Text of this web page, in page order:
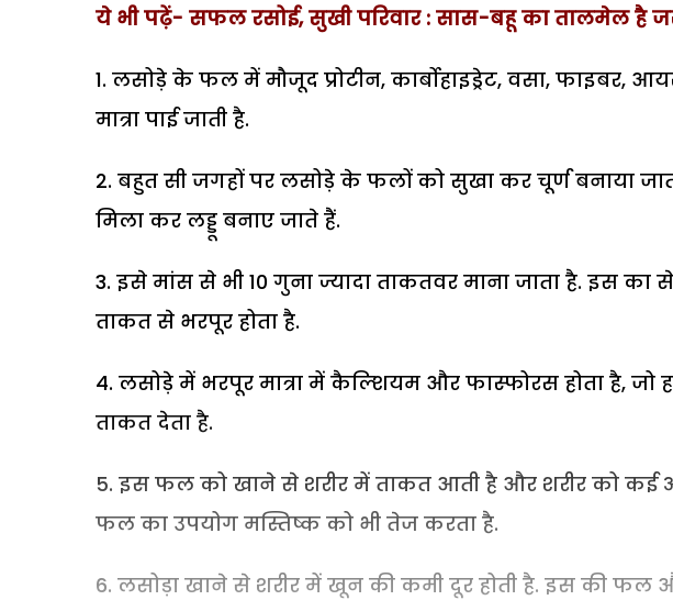
ये भी पढ़ें- सफल रसोई, सुखी परिवार : सास-बहू का तालमेल है
लसोड़े के फल में मौजूद प्रोटीन, कार्बोहाइड्रेट, वसा, फाइबर,
मात्रा पाई जाती है.
बहुत सी जगहों पर लसोड़े के फलों को सुखा कर चूर्ण बनाया
मिला कर लड्डू बनाए जाते हैं.
इसे मांस से भी 10 गुना ज्यादा ताकतवर माना जाता है. इस का
ताकत से भरपूर होता है.
लसोड़े में भरपूर मात्रा में कैल्शियम और फास्फोरस होता है, जो
ताकत देता है.
इस फल को खाने से शरीर में ताकत आती है और शरीर को कई
फल का उपयोग मस्तिष्क को भी तेज करता है.
लसोड़ा खाने से शरीर में खून की कमी दूर होती है. इस की फल